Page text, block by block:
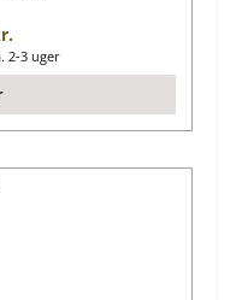
pris:
2-3 uger